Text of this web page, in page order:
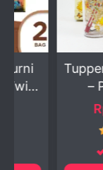
Tupperware
– Paket